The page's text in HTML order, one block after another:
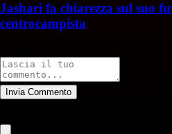
Jashari fa chiarezza sul suo
centrocampista
Invia Commento